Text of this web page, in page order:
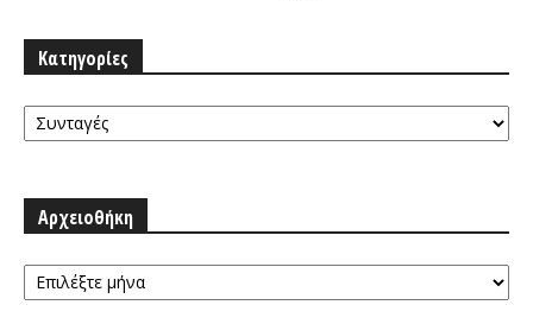
Κατηγορίες
Κατηγορίες
Αρχειοθήκη
Αρχειοθήκη